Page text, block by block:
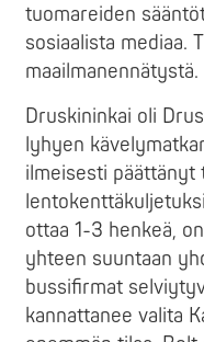
tuomareiden
sosiaalista mediaa.
maailmanennätystä.
Druskininkai oli
lyhyen
ilmeisesti päättänyt
ottaa 1-3 henkeä,
yhteen suuntaan
bussifirmat
kannattanee valita